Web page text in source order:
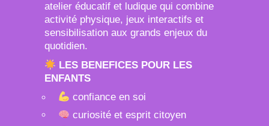
atelier éducatif et ludique qui combine
activité physique, jeux interactifs et
sensibilisation aux grands enjeux du
quotidien.
LES BENEFICES POUR LES
ENFANTS
confiance en soi
curiosité et esprit citoyen